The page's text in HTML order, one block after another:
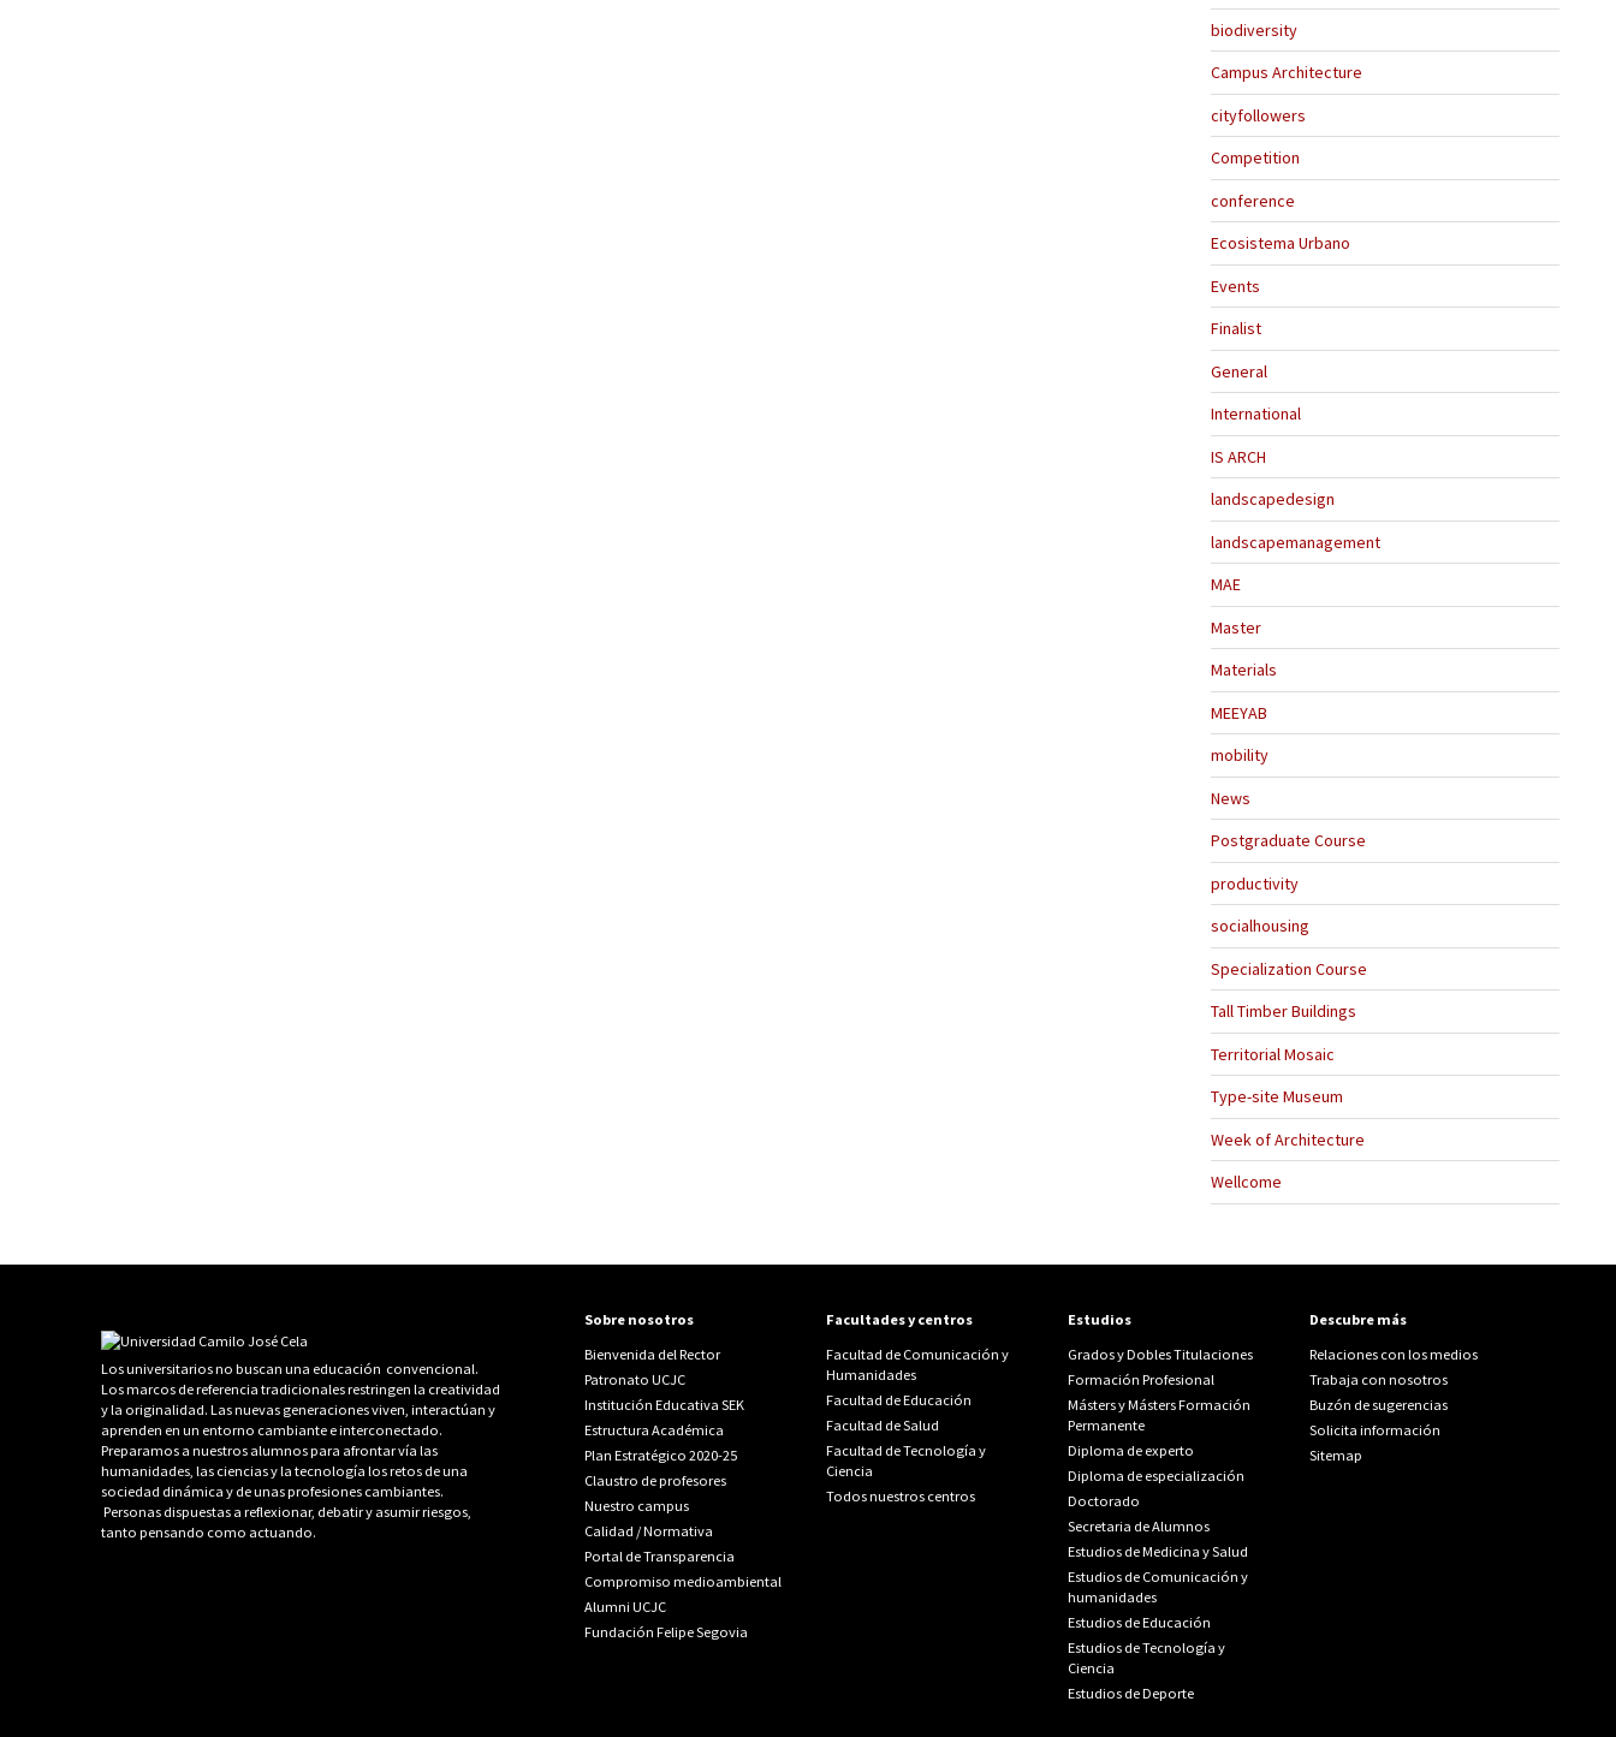
biodiversity
Campus Architecture
cityfollowers
Competition
conference
Ecosistema Urbano
Events
Finalist
General
International
IS ARCH
landscapedesign
landscapemanagement
MAE
Master
Materials
MEEYAB
mobility
News
Postgraduate Course
productivity
socialhousing
Specialization Course
Tall Timber Buildings
Territorial Mosaic
Type-site Museum
Week of Architecture
Wellcome
Los universitarios no buscan una educación convencional.
Los marcos de referencia tradicionales restringen la creatividad
y la originalidad. Las nuevas generaciones viven, interactúan y
aprenden en un entorno cambiante e interconectado.
Preparamos a nuestros alumnos para afrontar vía las
humanidades, las ciencias y la tecnología los retos de una
sociedad dinámica y de unas profesiones cambiantes.
Personas dispuestas a reflexionar, debatir y asumir riesgos,
tanto pensando como actuando.
Sobre nosotros
Bienvenida del Rector
Patronato UCJC
Institución Educativa SEK
Estructura Académica
Plan Estratégico 2020-25
Claustro de profesores
Nuestro campus
Calidad /Normativa
Portal de Transparencia
Compromiso medioambiental
Alumni UCJC
Fundación Felipe Segovia
Facultades y centros
Facultad de Comunicación y
Humanidades
Facultad de Educación
Facultad de Salud
Facultad de Tecnología y
Ciencia
Todos nuestros centros
Estudios
Grados y Dobles Titulaciones
Formación Profesional
Másters y Másters Formación
Permanente
Diploma de experto
Diploma de especialización
Doctorado
Secretaria de Alumnos
Estudios de Medicina y Salud
Estudios de Comunicación y
humanidades
Estudios de Educación
Estudios de Tecnología y
Ciencia
Estudios de Deporte
Descubre más
Relaciones con los medios
Trabaja con nosotros
Buzón de sugerencias
Solicita información
Sitemap